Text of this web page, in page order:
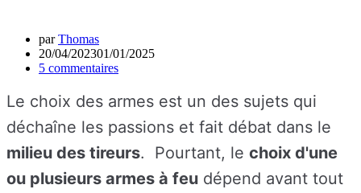
parThomas
20/04/202301/01/2025
5 commentaires
Le choix des armes est un des sujets qui
déchaîne les passions et fait débat dans le
milieu des tireurs. Pourtant, le choix d'une
ou plusieurs armes à feu dépend avant tout